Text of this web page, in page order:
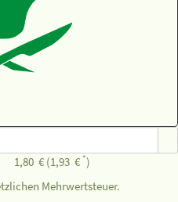
1,80 € (1,93 € *)
Mehrwertsteuer.